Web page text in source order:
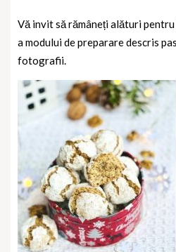
Vă invit să rămâneți alături
a modului de preparare descris
fotografii.